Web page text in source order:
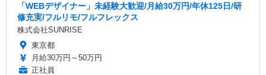
「WEBデザイナー」未経験大歓迎/月給30万円/年休125日/研
修充実/フルリモ/フルフレックス
株式会社SUNRISE
東京都
月給30万円～50万円
正社員